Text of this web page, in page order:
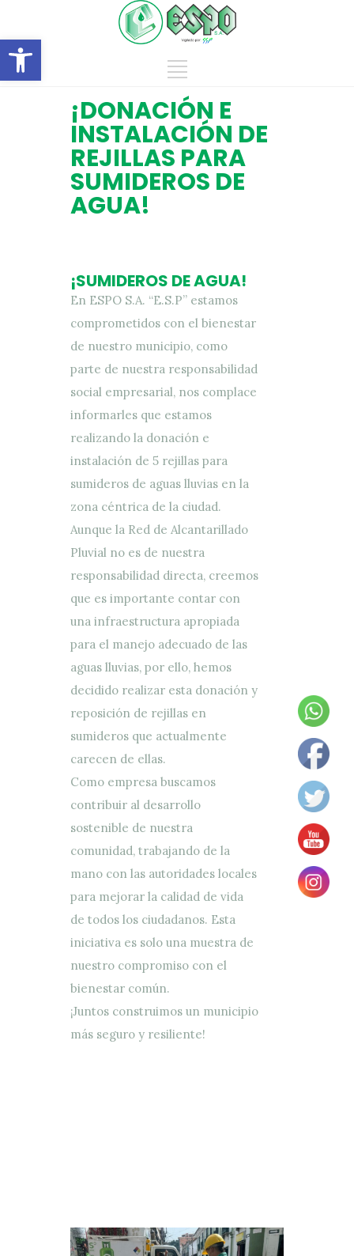
Abrir barra de herramientas
¡DONACIÓN E
INSTALACIÓN DE
REJILLAS PARA
SUMIDEROS DE
AGUA!
¡SUMIDEROS DE AGUA!
En ESPO S.A. “E.S.P” estamos
comprometidos con el bienestar
de nuestro municipio, como
parte de nuestra responsabilidad
social empresarial, nos complace
informarles que estamos
realizando la donación e
instalación de 5 rejillas para
sumideros de aguas lluvias en la
zona céntrica de la ciudad.
Aunque la Red de Alcantarillado
Pluvial no es de nuestra
responsabilidad directa, creemos
que es importante contar con
una infraestructura apropiada
para el manejo adecuado de las
aguas lluvias, por ello, hemos
decidido realizar esta donación y
reposición de rejillas en
sumideros que actualmente
carecen de ellas.
Como empresa buscamos
contribuir al desarrollo
sostenible de nuestra
comunidad, trabajando de la
mano con las autoridades locales
para mejorar la calidad de vida
de todos los ciudadanos. Esta
iniciativa es solo una muestra de
nuestro compromiso con el
bienestar común.
¡Juntos construimos un municipio
más seguro y resiliente!